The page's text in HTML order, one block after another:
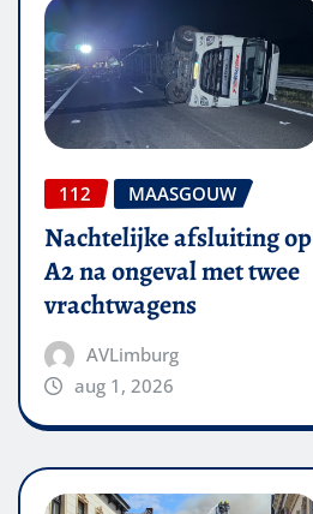
112 MAASGOUW
Nachtelijke afsluiting op
A2 na ongeval met twee
vrachtwagens
AVLimburg
aug 1, 2026